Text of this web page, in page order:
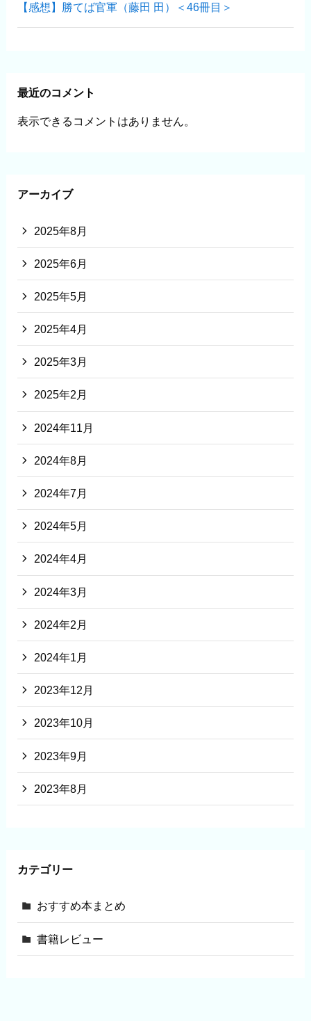
【感想】勝てば官軍（藤田 田）＜46冊目＞
最近のコメント
表示できるコメントはありません。
アーカイブ
2025年8月
2025年6月
2025年5月
2025年4月
2025年3月
2025年2月
2024年11月
2024年8月
2024年7月
2024年5月
2024年4月
2024年3月
2024年2月
2024年1月
2023年12月
2023年10月
2023年9月
2023年8月
カテゴリー
おすすめ本まとめ
書籍レビュー